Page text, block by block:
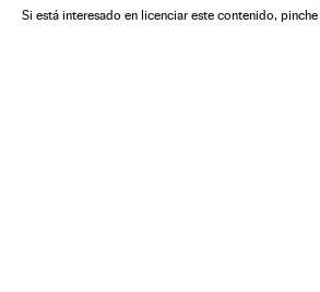
Si está interesado en licenciar este contenido, pinche